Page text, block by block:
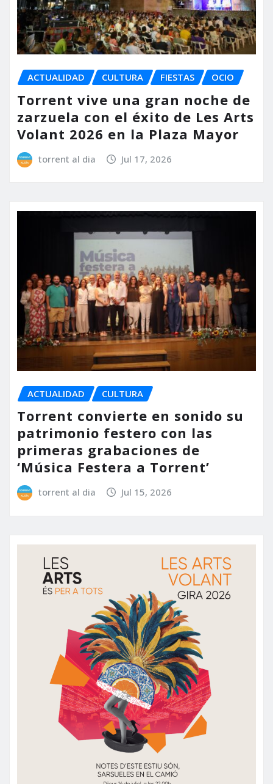
ACTUALIDAD CULTURA FIESTAS OCIO
Torrent vive una gran noche de
zarzuela con el éxito de Les Arts
Volant 2026 en la Plaza Mayor
torrent al dia Jul 17, 2026
ACTUALIDAD CULTURA
Torrent convierte en sonido su
patrimonio festero con las
primeras grabaciones de
‘Música Festera a Torrent’
torrent al dia Jul 15, 2026